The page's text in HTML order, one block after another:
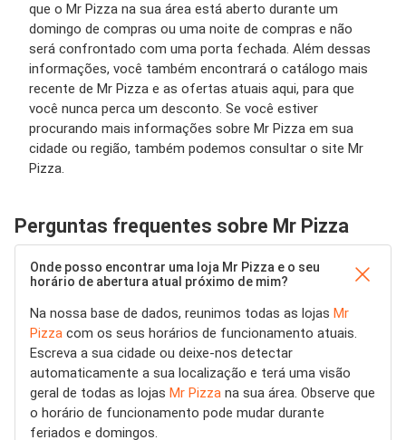
que o Mr Pizza na sua área está aberto durante um
domingo de compras ou uma noite de compras e não
será confrontado com uma porta fechada. Além dessas
informações, você também encontrará o catálogo mais
recente de Mr Pizza e as ofertas atuais aqui, para que
você nunca perca um desconto. Se você estiver
procurando mais informações sobre Mr Pizza em sua
cidade ou região, também podemos consultar o site Mr
Pizza.
Perguntas frequentes sobre Mr Pizza
Onde posso encontrar uma loja Mr Pizza e o seu
horário de abertura atual próximo de mim?
Na nossa base de dados, reunimos todas as lojas Mr
Pizza com os seus horários de funcionamento atuais.
Escreva a sua cidade ou deixe-nos detectar
automaticamente a sua localização e terá uma visão
geral de todas as lojas Mr Pizza na sua área. Observe que
o horário de funcionamento pode mudar durante
feriados e domingos.